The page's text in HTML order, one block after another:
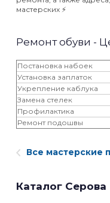
мастерских ⚡️
Ремонт обуви -
Постановка набоек
Установка заплаток
Укрепление каблука
Замена стелек
Профилактика
Ремонт подошвы
Все мастерские
Каталог Серова